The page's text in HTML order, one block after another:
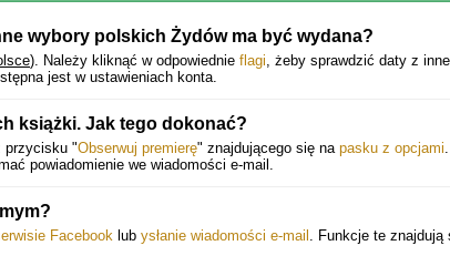
wybory polskich Żydów ma być wydana?
). Należy kliknąć w odpowiednie flagi, żeby sprawdzić daty z
jest w ustawieniach konta.
książki. Jak tego dokonać?
przycisku "Obserwuj premierę" znajdującego się na pasku z opcjami.
powiadomienie we wiadomości e-mail.
Facebook lub ysłanie wiadomości e-mail . Funkcje te znajdują